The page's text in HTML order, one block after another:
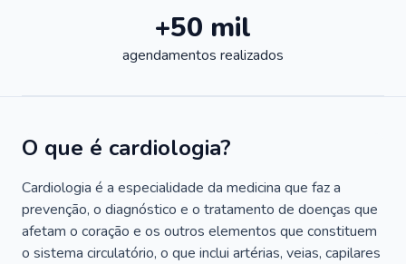
+50 mil
agendamentos realizados
O que é cardiologia?
Cardiologia é a especialidade da medicina que faz a
prevenção, o diagnóstico e o tratamento de doenças que
afetam o coração e os outros elementos que constituem
o sistema circulatório, o que inclui artérias, veias, capilares